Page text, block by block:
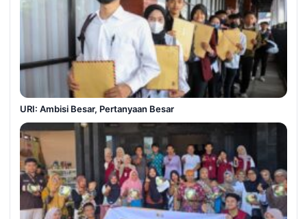
URI: Ambisi Besar, Pertanyaan Besar